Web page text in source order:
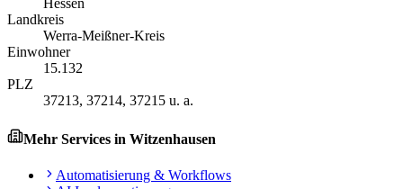
Hessen
Landkreis
Werra-Meißner-Kreis
Einwohner
15.132
PLZ
37213, 37214, 37215 u. a.
Mehr Services in Witzenhausen
Automatisierung & Workflows